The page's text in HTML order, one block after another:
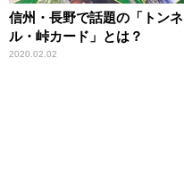
信州・長野で話題の「トンネ
ル・峠カード」とは？
2020.02.02